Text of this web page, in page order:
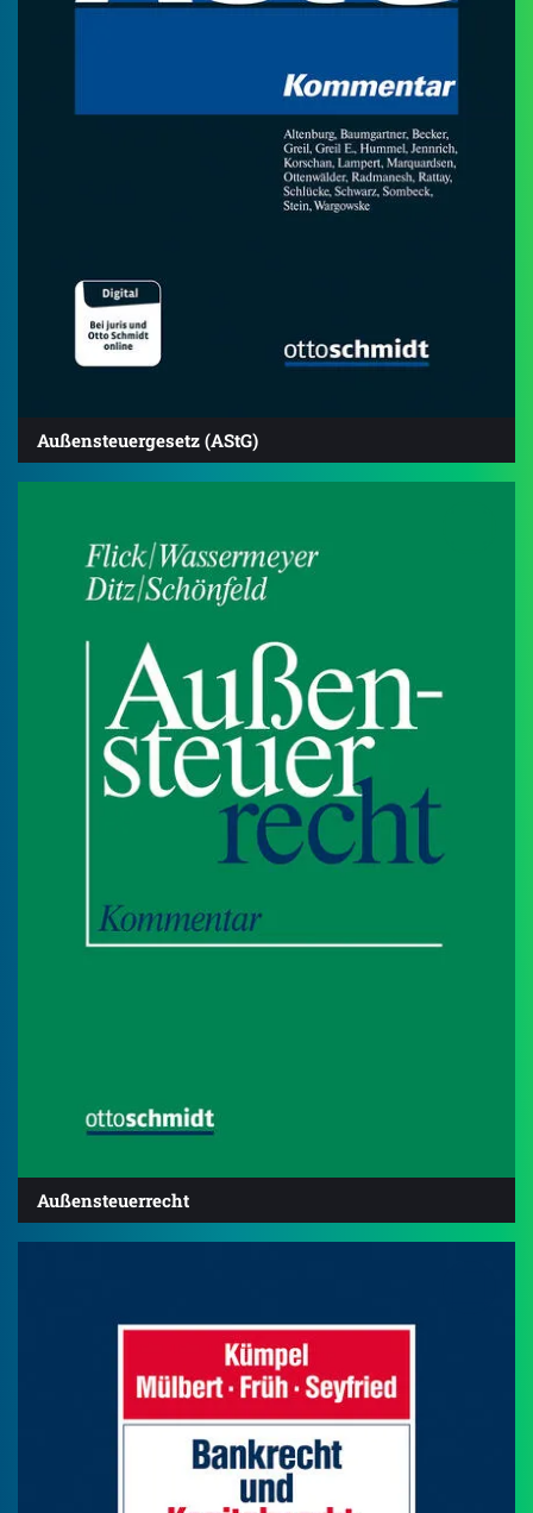
Außensteuergesetz (AStG)
Außensteuerrecht